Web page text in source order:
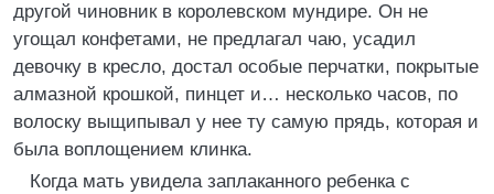
другой чиновник в королевском мундире. Он не
угощал конфетами, не предлагал чаю, усадил
девочку в кресло, достал особые перчатки, покрытые
алмазной крошкой, пинцет и… несколько часов, по
волоску выщипывал у нее ту самую прядь, которая и
была воплощением клинка.
Когда мать увидела заплаканного ребенка с